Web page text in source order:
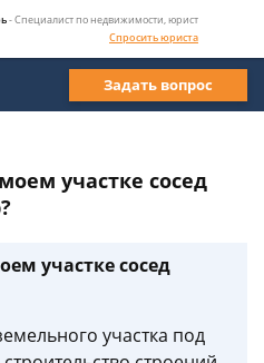
- Специалист по недвижимости, юрист
Спросить юриста
Задать вопрос
участке сосед
участке сосед
участка под